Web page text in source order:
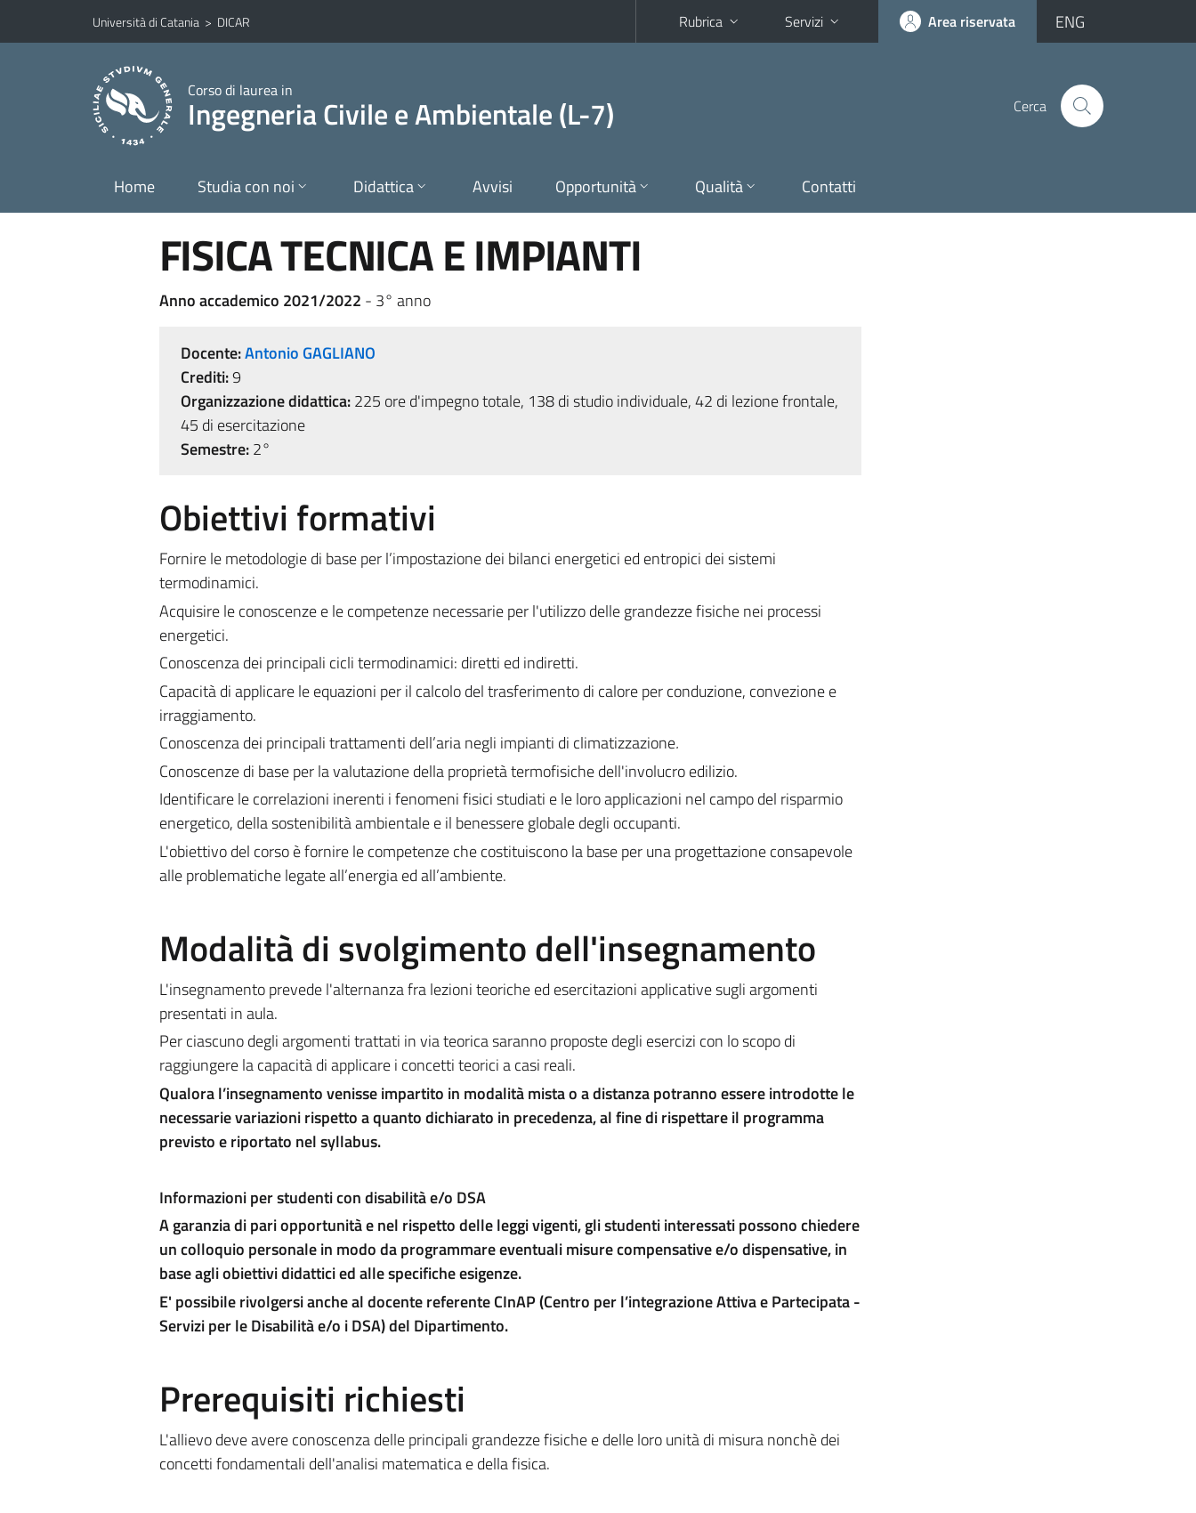
Vai al contenuto principale
Vai al menu di navigazione
Università di Catania > DICAR Rubrica Servizi Area riservata ENG
Corso di laurea in
Ingegneria Civile e Ambientale (L-7) Cerca
Home Studia con noi Didattica Avvisi Opportunità Qualità Contatti
FISICA TECNICA E IMPIANTI
Anno accademico 2021/2022 - 3° anno
Docente:Antonio GAGLIANO
Crediti:9
Organizzazione didattica:225 ore d'impegno totale, 138 di studio individuale, 42 di lezione frontale,
45 di esercitazione
Semestre:2°
Obiettivi formativi
Fornire le metodologie di base per l’impostazione dei bilanci energetici ed entropici dei sistemi
termodinamici.
Acquisire le conoscenze e le competenze necessarie per l'utilizzo delle grandezze fisiche nei processi
energetici.
Conoscenza dei principali cicli termodinamici: diretti ed indiretti.
Capacità di applicare le equazioni per il calcolo del trasferimento di calore per conduzione, convezione e
irraggiamento.
Conoscenza dei principali trattamenti dell’aria negli impianti di climatizzazione.
Conoscenze di base per la valutazione della proprietà termofisiche dell'involucro edilizio.
Identificare le correlazioni inerenti i fenomeni fisici studiati e le loro applicazioni nel campo del risparmio
energetico, della sostenibilità ambientale e il benessere globale degli occupant​i.
L'obiettivo del corso è fornire le competenze che costituiscono la base per una progettazione consapevole
alle problematiche legate all’energia ed all’ambiente.
Modalità di svolgimento dell'insegnamento
L'insegnamento prevede l'alternanza fra lezioni teoriche ed esercitazioni applicative sugli argomenti
presentati in aula.
Per ciascuno degli argomenti trattati in via teorica saranno proposte degli esercizi con lo scopo di
raggiungere la capacità di applicare i concetti teorici a casi reali.
Qualora l’insegnamento venisse impartito in modalità mista o a distanza potranno essere introdotte le
necessarie variazioni rispetto a quanto dichiarato in precedenza, al fine di rispettare il programma
previsto e riportato nel syllabus.
Informazioni per studenti con disabilità e/o DSA
A garanzia di pari opportunità e nel rispetto delle leggi vigenti, gli studenti interessati possono chiedere
un colloquio personale in modo da programmare eventuali misure compensative e/o dispensative, in
base agli obiettivi didattici ed alle specifiche esigenze.
E' possibile rivolgersi anche al docente referente CInAP (Centro per l’integrazione Attiva e Partecipata -
Servizi per le Disabilità e/o i DSA) del Dipartimento.
Prerequisiti richiesti
L'allievo deve avere conoscenza delle principali grandezze fisiche e delle loro unità di misura nonchè dei
concetti fondamentali dell'analisi matematica e della fisica.